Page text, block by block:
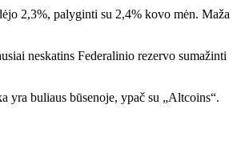
2,3%, palyginti su 2,4% kovo mėn. Maža
neskatins Federalinio rezervo sumažinti
yra buliaus būsenoje, ypač su „Altcoins“.